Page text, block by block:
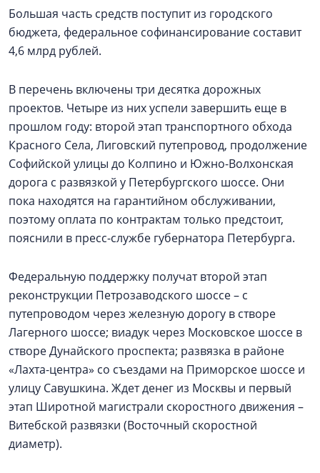
Большая часть средств поступит из городского
бюджета, федеральное софинансирование составит
4,6 млрд рублей.
В перечень включены три десятка дорожных
проектов. Четыре из них успели завершить еще в
прошлом году: второй этап транспортного обхода
Красного Села, Лиговский путепровод, продолжение
Софийской улицы до Колпино и Южно-Волхонская
дорога с развязкой у Петербургского шоссе. Они
пока находятся на гарантийном обслуживании,
поэтому оплата по контрактам только предстоит,
пояснили в пресс-службе губернатора Петербурга.
Федеральную поддержку получат второй этап
реконструкции Петрозаводского шоссе – с
путепроводом через железную дорогу в створе
Лагерного шоссе; виадук через Московское шоссе в
створе Дунайского проспекта; развязка в районе
«Лахта-центра» со съездами на Приморское шоссе и
улицу Савушкина. Ждет денег из Москвы и первый
этап Широтной магистрали скоростного движения –
Витебской развязки (Восточный скоростной
диаметр).